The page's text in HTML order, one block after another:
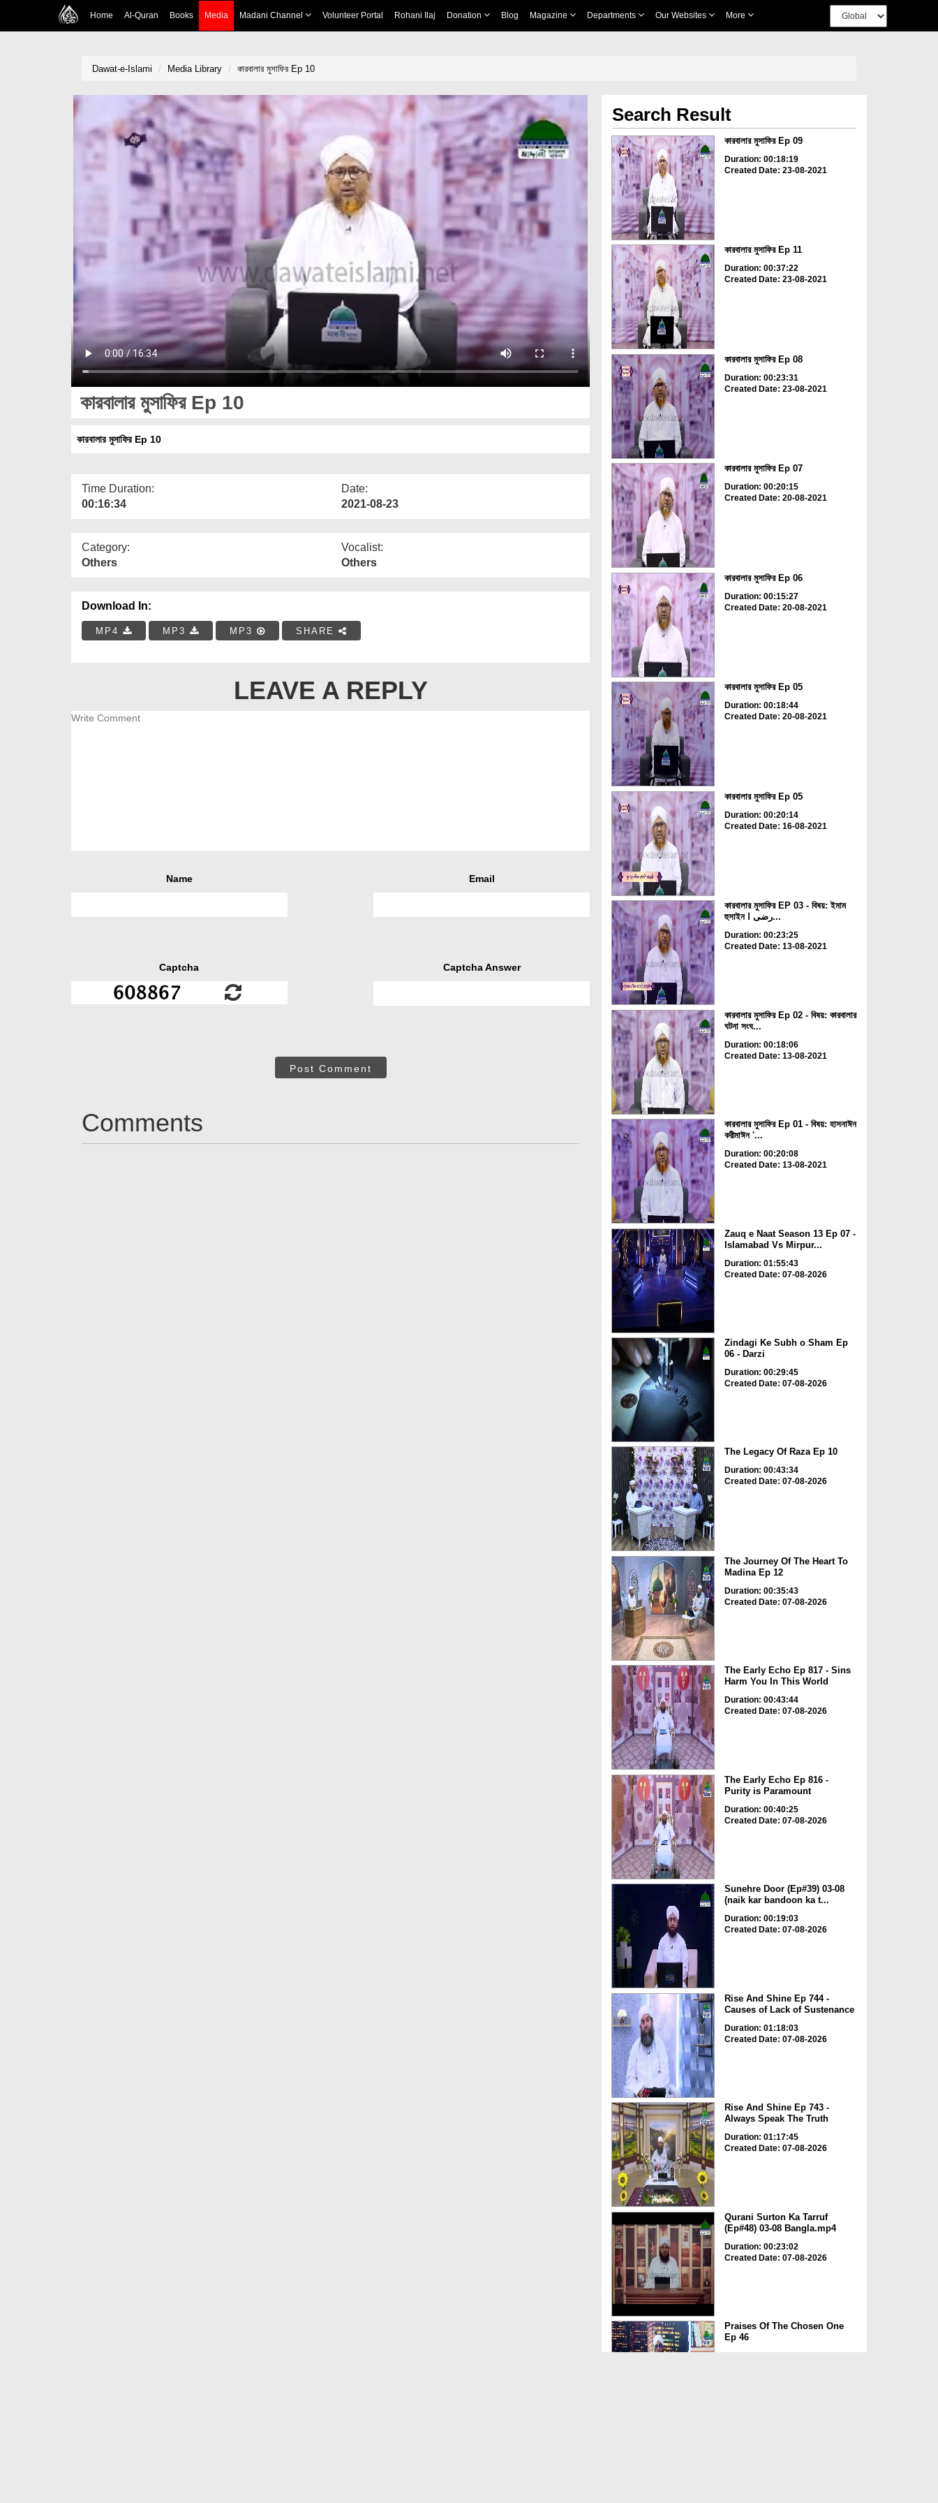
Home Al-Quran Books Media Madani Channel Volunteer Portal Rohani Ilaj Donation Blog Magazine Departments Our Websites More
Dawat-e-Islami Media Library কারবালার মুসাফির Ep 10
কারবালার মুসাফির Ep 10
কারবালার মুসাফির Ep 10
Time Duration:
00:16:34
Date:
2021-08-23
Category:
Others
Vocalist:
Others
Download In:
MP4 MP3 MP3 SHARE
LEAVE A REPLY
Name Email
Captcha Captcha Answer
Post Comment
Comments
Search Result
কারবালার মুসাফির Ep 09
Duration: 00:18:19
Created Date: 23-08-2021
কারবালার মুসাফির Ep 11
Duration: 00:37:22
Created Date: 23-08-2021
কারবালার মুসাফির Ep 08
Duration: 00:23:31
Created Date: 23-08-2021
কারবালার মুসাফির Ep 07
Duration: 00:20:15
Created Date: 20-08-2021
কারবালার মুসাফির Ep 06
Duration: 00:15:27
Created Date: 20-08-2021
কারবালার মুসাফির Ep 05
Duration: 00:18:44
Created Date: 20-08-2021
কারবালার মুসাফির Ep 05
Duration: 00:20:14
Created Date: 16-08-2021
কারবালার মুসাফির EP 03 - বিষয়: ইমাম
হুসাইন رضی ا...
Duration: 00:23:25
Created Date: 13-08-2021
কারবালার মুসাফির Ep 02 - বিষয়: কারবালার
ঘটনা সংঘ...
Duration: 00:18:06
Created Date: 13-08-2021
কারবালার মুসাফির Ep 01 - বিষয়: হাসনাঈন
করীমাঈন '...
Duration: 00:20:08
Created Date: 13-08-2021
Zauq e Naat Season 13 Ep 07 -
Islamabad Vs Mirpur...
Duration: 01:55:43
Created Date: 07-08-2026
Zindagi Ke Subh o Sham Ep
06 - Darzi
Duration: 00:29:45
Created Date: 07-08-2026
The Legacy Of Raza Ep 10
Duration: 00:43:34
Created Date: 07-08-2026
The Journey Of The Heart To
Madina Ep 12
Duration: 00:35:43
Created Date: 07-08-2026
The Early Echo Ep 817 - Sins
Harm You In This World
Duration: 00:43:44
Created Date: 07-08-2026
The Early Echo Ep 816 -
Purity is Paramount
Duration: 00:40:25
Created Date: 07-08-2026
Sunehre Door (Ep#39) 03-08
(naik kar bandoon ka t...
Duration: 00:19:03
Created Date: 07-08-2026
Rise And Shine Ep 744 -
Causes of Lack of Sustenance
Duration: 01:18:03
Created Date: 07-08-2026
Rise And Shine Ep 743 -
Always Speak The Truth
Duration: 01:17:45
Created Date: 07-08-2026
Qurani Surton Ka Tarruf
(Ep#48) 03-08 Bangla.mp4
Duration: 00:23:02
Created Date: 07-08-2026
Praises Of The Chosen One
Ep 46